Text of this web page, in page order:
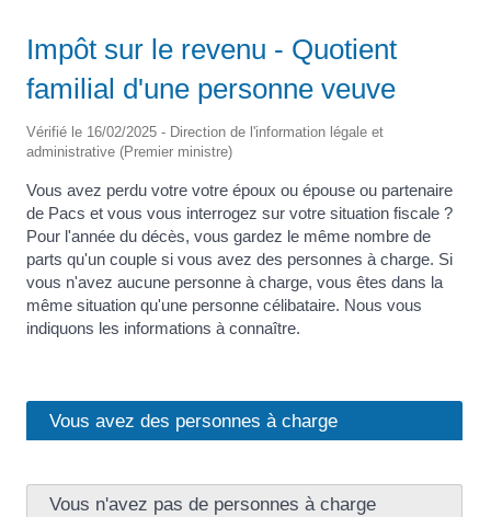
Impôt sur le revenu - Quotient
familial d'une personne veuve
Vérifié le 16/02/2025 - Direction de l'information légale et
administrative (Premier ministre)
Vous avez perdu votre votre époux ou épouse ou partenaire
de Pacs et vous vous interrogez sur votre situation fiscale ?
Pour l'année du décès, vous gardez le même nombre de
parts qu'un couple si vous avez des personnes à charge. Si
vous n'avez aucune personne à charge, vous êtes dans la
même situation qu'une personne célibataire. Nous vous
indiquons les informations à connaître.
Vous avez des personnes à charge
Vous n'avez pas de personnes à charge